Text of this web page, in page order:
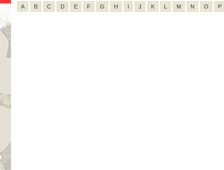
A B C D E F G H I J K L M N O P